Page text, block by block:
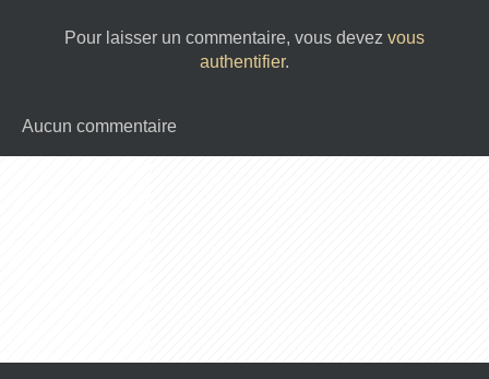
Pour laisser un commentaire, vous devez vous
authentifier.
Aucun commentaire